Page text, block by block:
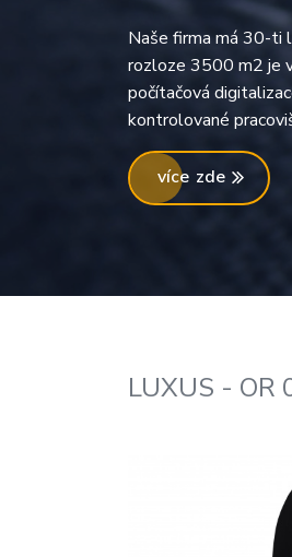
Naše firma má 30-ti
rozloze 3500 m2 je
počítačová
kontrolované
více zde
LUXUS - OR